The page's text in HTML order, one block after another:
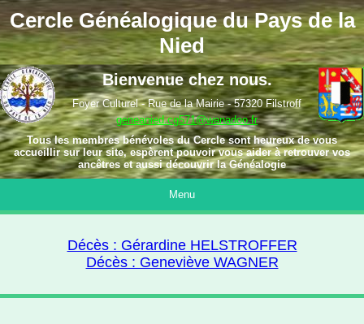
Cercle Généalogique du Pays de la
Nied
Bienvenue chez nous.
Foyer Culturel - Rue de la Mairie - 57320 Filstroff
geneanied.cg571@wanadoo.fr
Tous les membres bénévoles du Cercle sont heureux de vous
accueillir sur leur site, espèrent pouvoir vous aider à retrouver vos
ancêtres et aussi découvrir la Généalogie
Menu
Décès : Gérardine HELSTROFFER
Décès : Geneviève WAGNER